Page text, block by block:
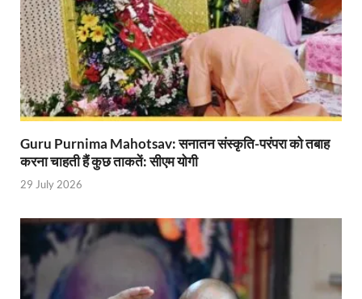
Women E Rickshaw Pilots: यूपी में तैयार हो रही
Mann Ki Baat: प्रधानमंत्री नरेंद्र मोदी ने देशवासियों को
Jewar International Airport: यूपी में विकास अब घोषणा
UP Anganwadi: मुख्यमंत्री योगी आदित्यनाथ को
Mandir Cluster Model: पुरा महादेव मंदिर का ‘मंदिर
Indian Railway Action: भारतीय रेलवे की बड़ी करवाई,
NCBC Chairman: साध्वी निरंजन ज्योति बनी राष्ट्रीय
मिलावटखोरों पर और कसेगा सरकार का शिकंजा
Guru Purnima Mahotsav: सनातन संस्कृति-परंपरा को तबाह
करना चाहती हैं कुछ ताकतें: सीएम योगी
29 July 2026